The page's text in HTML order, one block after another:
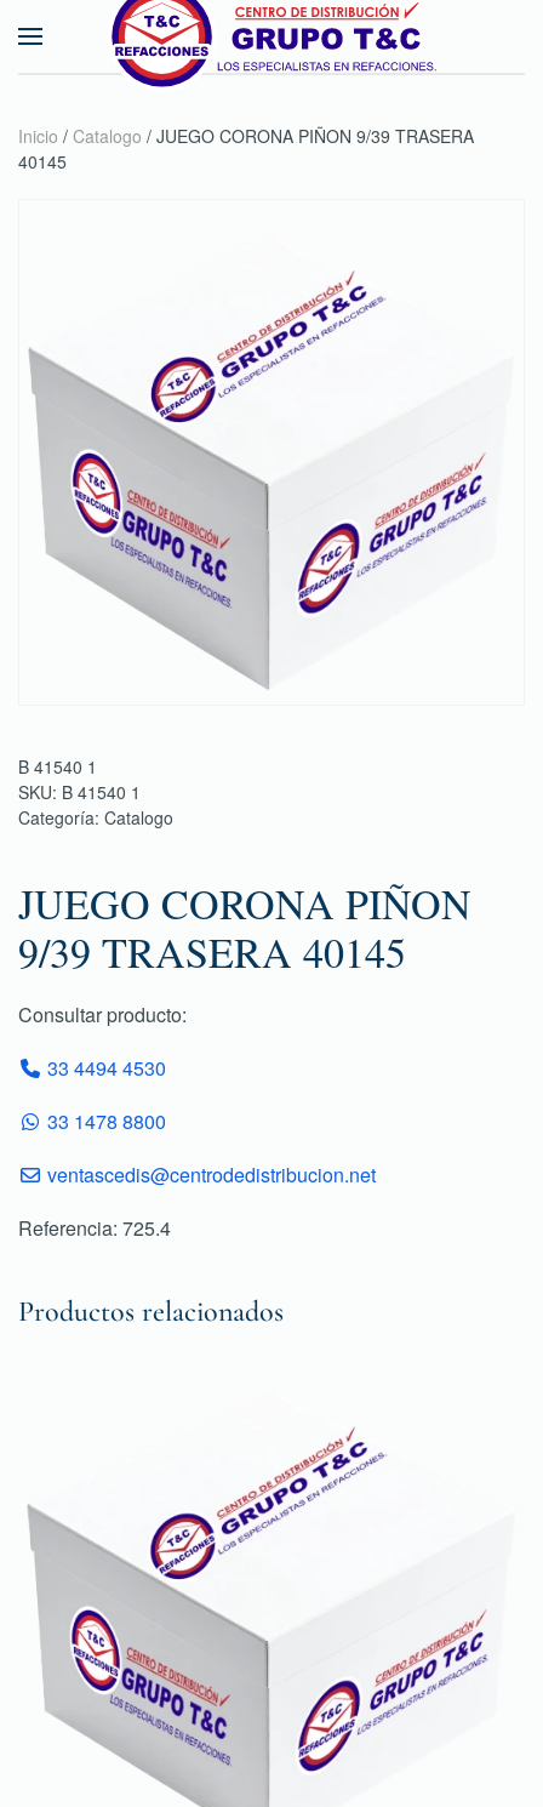
Skip to main content
Inicio / Catalogo / JUEGO CORONA PIÑON 9/39 TRASERA
40145
B 41540 1
SKU: B 41540 1
Categoría: Catalogo
JUEGO CORONA PIÑON
9/39 TRASERA 40145
Consultar producto:
33 4494 4530
33 1478 8800
ventascedis@centrodedistribucion.net
Referencia: 725.4
Productos relacionados